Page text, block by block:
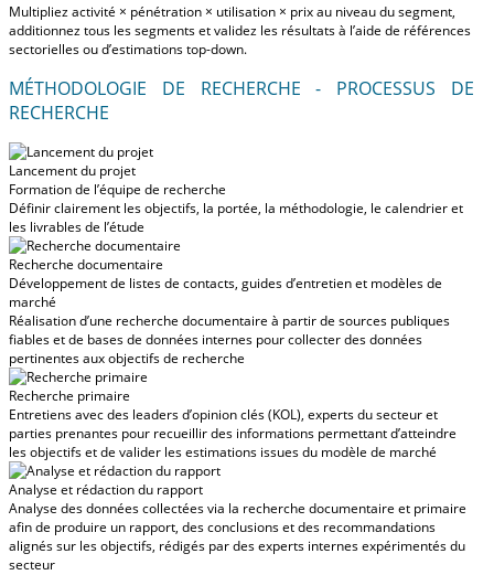
Multipliez activité × pénétration × utilisation × prix au niveau du segment,
additionnez tous les segments et validez les résultats à l’aide de références
sectorielles ou d’estimations top-down.
MÉTHODOLOGIE DE RECHERCHE - PROCESSUS DE
RECHERCHE
Lancement du projet
Formation de l’équipe de recherche
Définir clairement les objectifs, la portée, la méthodologie, le calendrier et
les livrables de l’étude
Recherche documentaire
Développement de listes de contacts, guides d’entretien et modèles de
marché
Réalisation d’une recherche documentaire à partir de sources publiques
fiables et de bases de données internes pour collecter des données
pertinentes aux objectifs de recherche
Recherche primaire
Entretiens avec des leaders d’opinion clés (KOL), experts du secteur et
parties prenantes pour recueillir des informations permettant d’atteindre
les objectifs et de valider les estimations issues du modèle de marché
Analyse et rédaction du rapport
Analyse des données collectées via la recherche documentaire et primaire
afin de produire un rapport, des conclusions et des recommandations
alignés sur les objectifs, rédigés par des experts internes expérimentés du
secteur